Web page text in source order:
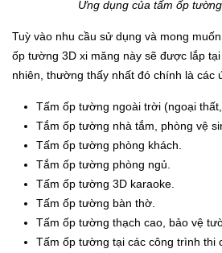
Ứng dụng của tấm ốp
Tuỳ vào nhu cầu sử dụng và mong
ốp tường 3D xi măng này sẽ được lắp
nhiên, thường thấy nhất đó chính là các
Tấm ốp tường ngoài trời (ngoại
Tắm ốp tường nhà tắm, phòng vệ
Tấm ốp tường phòng khách.
Tắm ốp tường phòng ngủ.
Tấm ốp tường 3D karaoke.
Tấm ốp tường bàn thờ.
Tấm ốp tường thạch cao, bảo vệ
Tấm ốp tường tại các công trình thi